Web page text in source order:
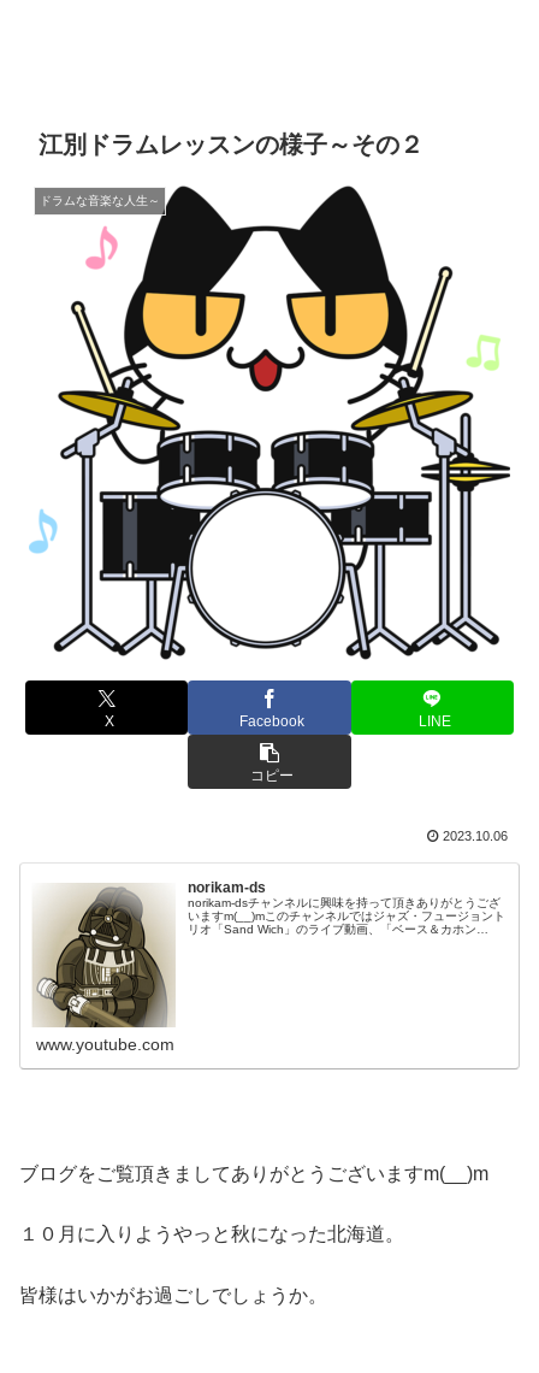
江別ドラムレッスンの様子～その２
ドラムな音楽な人生～
X Facebook LINE
コピー
2023.10.06
norikam-ds
norikam-dsチャンネルに興味を持って頂きありがとうござ
いますm(__)mこのチャンネルではジャズ・フュージョント
リオ「Sand Wich」のライブ動画、「ベース＆カホン
www.youtube.com
ブログをご覧頂きましてありがとうございますm(__)m
１０月に入りようやっと秋になった北海道。
皆様はいかがお過ごしでしょうか。